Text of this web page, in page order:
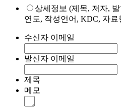
상세정보 (제목, 저자,
연도, 작성언어, KDC, 자
수신자 이메일
발신자 이메일
제목
메모